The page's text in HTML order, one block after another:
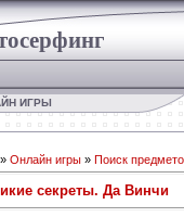
ИГРЫ
» Онлайн игры » Поиск
секреты. Да Винчи